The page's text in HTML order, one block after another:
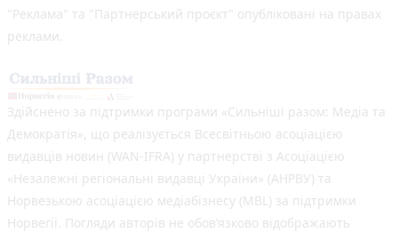
"Реклама" та "Партнерський проєкт" опубліковані на правах
реклами.
Здійснено за підтримки програми «Сильніші разом: Медіа та
Демократія», що реалізується Всесвітньою асоціацією
видавців новин (WAN-IFRA) у партнерстві з Асоціацією
«Незалежні регіональні видавці України» (АНРВУ) та
Норвезькою асоціацією медіабізнесу (MBL) за підтримки
Норвегії. Погляди авторів не обов’язково відображають